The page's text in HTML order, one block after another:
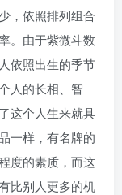
，依照排列组合
。由于紫微斗数
依照出生的季节
人的长相、智
这个人生来就具
一样，有名牌的
度的素质，而这
比别人更多的机